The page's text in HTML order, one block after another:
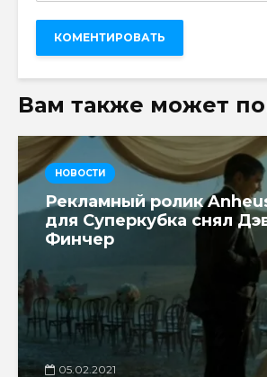
Вам также может
НОВОСТИ
Рекламный ролик
для Суперкубка снял
Финчер
05.02.2021